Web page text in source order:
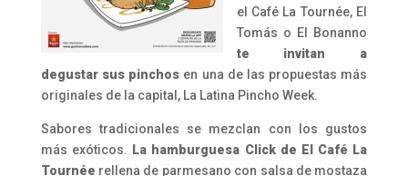
el Café La Tournée, El
Tomás o El Bonanno
te invitan a
degustar sus pinchos en una de las propuestas más
originales de la capital, La Latina Pincho Week.
Sabores tradicionales se mezclan con los gustos
más exóticos. La hamburguesa Click de El Café La
Tournée rellena de parmesano con salsa de mostaza